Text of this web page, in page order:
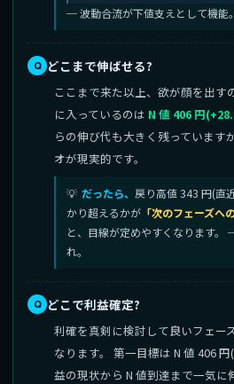
─ 波動合流が下値支えとして機能。
どこまで伸ばせる?
ここまで来た以上、欲が顔を出す
に入っているのは N 値 406 円
らの伸び代も大きく残っています
オが現実的です。
だったら、 戻り高値 343 円(直
かり超えるかが 「次のフェーズへ
と、目線が定めやすくなります。
れ。
どこで利益確定?
利確を真剣に検討して良いフェー
なります。 第一目標は N 値 406
益の現状から N 値到達まで一気に